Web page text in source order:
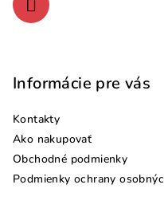
Informácie pre vás
Kontakty
Ako nakupovať
Obchodné podmienky
Podmienky ochrany